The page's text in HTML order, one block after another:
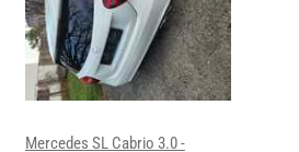
Mercedes SL Cabrio 3.0 -